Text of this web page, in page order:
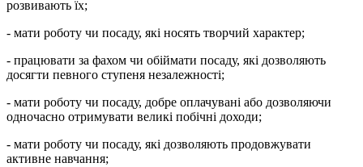
розвивають їх;
- мати роботу чи посаду, які носять творчий характер;
- працювати за фахом чи обіймати посаду, які дозволяють
досягти певного ступеня незалежності;
- мати роботу чи посаду, добре оплачувані або дозволяючи
одночасно отримувати великі побічні доходи;
- мати роботу чи посаду, які дозволяють продовжувати
активне навчання;